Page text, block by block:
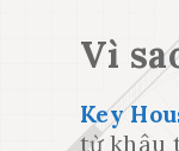
Vì
Key
từ khâu